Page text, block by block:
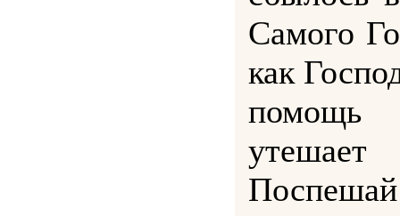
Самого
как
помощь